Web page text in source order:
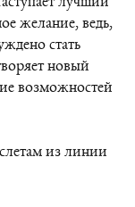
желание, ведь,
стать
новый
возможностей
из линии